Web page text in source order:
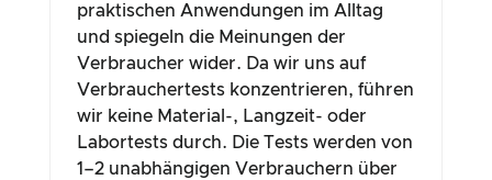
praktischen Anwendungen im Alltag
und spiegeln die Meinungen der
Verbraucher wider. Da wir uns auf
Verbrauchertests konzentrieren, führen
wir keine Material-, Langzeit- oder
Labortests durch. Die Tests werden von
1–2 unabhängigen Verbrauchern über